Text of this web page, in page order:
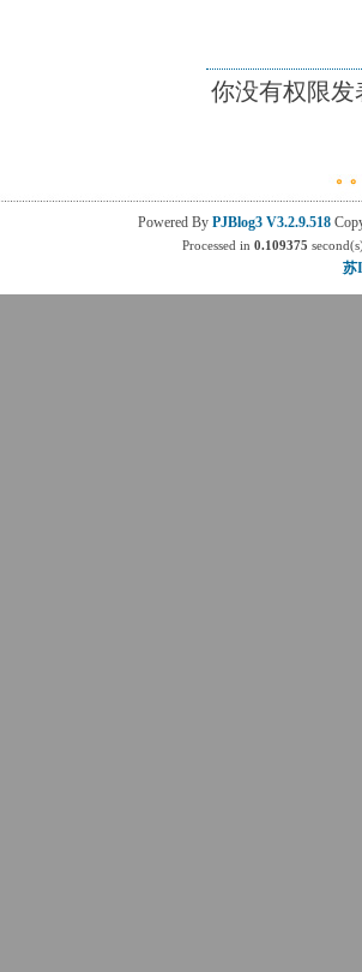
你没有权限发
Powered By PJBlog3 V3.2.9.518
Processed in0.109375
苏